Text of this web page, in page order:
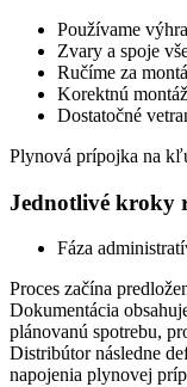
Používame
Zvary a spoje
Ručíme za
Korektnú
Dostatočné
Plynová prípojka na
Jednotlivé kroky
Fáza
Proces začína
Dokumentácia
plánovanú spotrebu,
Distribútor následne
napojenia plynovej